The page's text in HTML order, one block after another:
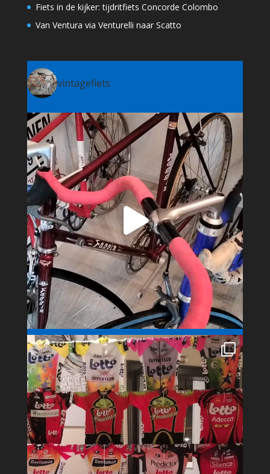
Fiets in de kijker: tijdritfiets Concorde Colombo
Van Ventura via Venturelli naar Scatto
vintagefiets